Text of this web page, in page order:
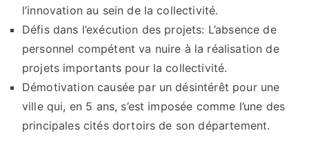
l’innovation au sein de la collectivité.
Défis dans l’exécution des projets: L’absence de
personnel compétent va nuire à la réalisation de
projets importants pour la collectivité.
Démotivation causée par un désintérêt pour une
ville qui, en 5 ans, s’est imposée comme l’une des
principales cités dortoirs de son département.